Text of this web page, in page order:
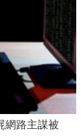
網路主謀被